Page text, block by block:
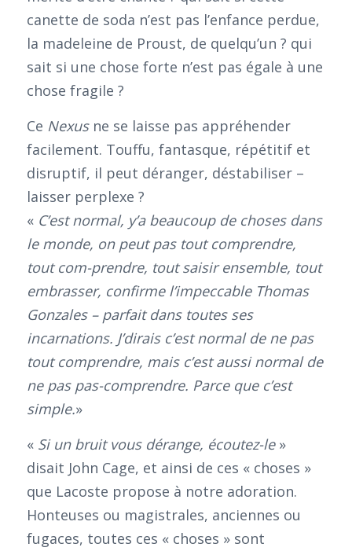
canette de soda n’est pas l’enfance perdue,
la madeleine de Proust, de quelqu’un ? qui
sait si une chose forte n’est pas égale à une
chose fragile ?
Ce Nexusne se laisse pas appréhender
facilement. Touffu, fantasque, répétitif et
disruptif, il peut déranger, déstabiliser –
laisser perplexe ?
« C’est normal, y’a beaucoup de choses dans
le monde, on peut pas tout comprendre,
tout com-prendre, tout saisir ensemble, tout
embrasser, confirme l’impeccable Thomas
Gonzales – parfait dans toutes ses
incarnations. J’dirais c’est normal de ne pas
tout comprendre, mais c’est aussi normal de
ne pas pas-comprendre. Parce que c’est
simple.»
« Si un bruit vous dérange, écoutez-le»
disait John Cage, et ainsi de ces « choses »
que Lacoste propose à notre adoration.
Honteuses ou magistrales, anciennes ou
fugaces, toutes ces « choses » sont